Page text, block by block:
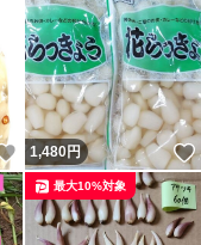
いいね！
1,480円
最大10%対象